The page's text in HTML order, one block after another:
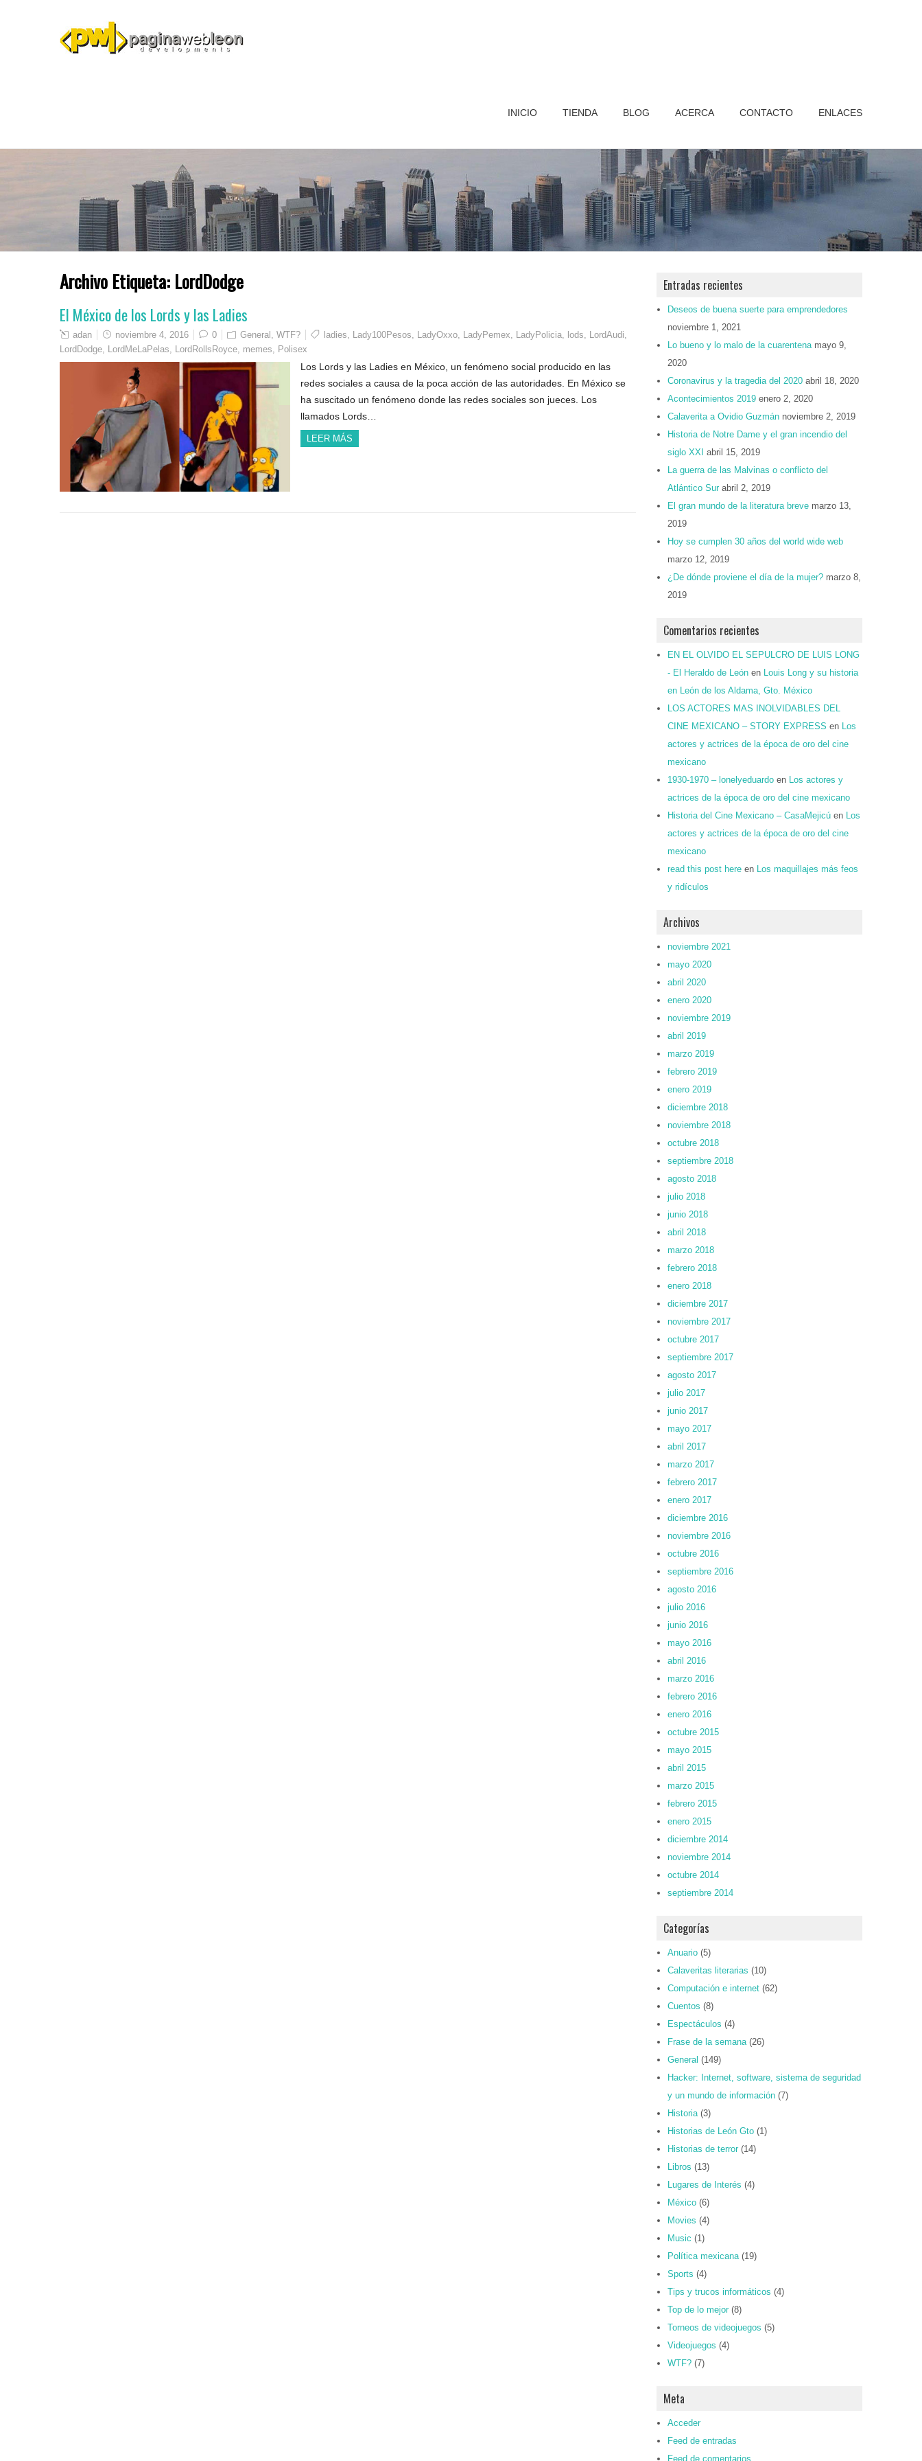
INICIO TIENDA BLOG ACERCA CONTACTO ENLACES
Archivo Etiqueta: LordDodge
El México de los Lords y las Ladies
adan noviembre 4, 2016 0 General , WTF? ladies, Lady100Pesos, LadyOxxo, LadyPemex, LadyPolicia, lods, LordAudi,
LordDodge, LordMeLaPelas, LordRollsRoyce, memes, Polisex
Los Lords y las Ladies en México, un fenómeno social producido en las
redes sociales a causa de la poca acción de las autoridades. En México se
ha suscitado un fenómeno donde las redes sociales son jueces. Los
llamados Lords…
LEER MÁS
Entradas recientes
Deseos de buena suerte para emprendedores
noviembre 1, 2021
Lo bueno y lo malo de la cuarentena mayo 9,
2020
Coronavirus y la tragedia del 2020 abril 18, 2020
Acontecimientos 2019 enero 2, 2020
Calaverita a Ovidio Guzmán noviembre 2, 2019
Historia de Notre Dame y el gran incendio del
siglo XXI abril 15, 2019
La guerra de las Malvinas o conflicto del
Atlántico Sur abril 2, 2019
El gran mundo de la literatura breve marzo 13,
2019
Hoy se cumplen 30 años del world wide web
marzo 12, 2019
¿De dónde proviene el día de la mujer? marzo 8,
2019
Comentarios recientes
EN EL OLVIDO EL SEPULCRO DE LUIS LONG
- El Heraldo de León en Louis Long y su historia
en León de los Aldama, Gto. México
LOS ACTORES MAS INOLVIDABLES DEL
CINE MEXICANO – STORY EXPRESS en Los
actores y actrices de la época de oro del cine
mexicano
1930-1970 – lonelyeduardo en Los actores y
actrices de la época de oro del cine mexicano
Historia del Cine Mexicano – CasaMejicú en Los
actores y actrices de la época de oro del cine
mexicano
read this post here en Los maquillajes más feos
y ridículos
Archivos
noviembre 2021
mayo 2020
abril 2020
enero 2020
noviembre 2019
abril 2019
marzo 2019
febrero 2019
enero 2019
diciembre 2018
noviembre 2018
octubre 2018
septiembre 2018
agosto 2018
julio 2018
junio 2018
abril 2018
marzo 2018
febrero 2018
enero 2018
diciembre 2017
noviembre 2017
octubre 2017
septiembre 2017
agosto 2017
julio 2017
junio 2017
mayo 2017
abril 2017
marzo 2017
febrero 2017
enero 2017
diciembre 2016
noviembre 2016
octubre 2016
septiembre 2016
agosto 2016
julio 2016
junio 2016
mayo 2016
abril 2016
marzo 2016
febrero 2016
enero 2016
octubre 2015
mayo 2015
abril 2015
marzo 2015
febrero 2015
enero 2015
diciembre 2014
noviembre 2014
octubre 2014
septiembre 2014
Categorías
Anuario (5)
Calaveritas literarias (10)
Computación e internet (62)
Cuentos (8)
Espectáculos (4)
Frase de la semana(26)
General (149)
Hacker: Internet, software, sistema de seguridad
y un mundo de información (7)
Historia(3)
Historias de León Gto (1)
Historias de terror (14)
Libros (13)
Lugares de Interés (4)
México (6)
Movies (4)
Music (1)
Política mexicana(19)
Sports (4)
Tips y trucos informáticos (4)
Top de lo mejor (8)
Torneos de videojuegos (5)
Videojuegos (4)
WTF? (7)
Meta
Acceder
Feed de entradas
Feed de comentarios